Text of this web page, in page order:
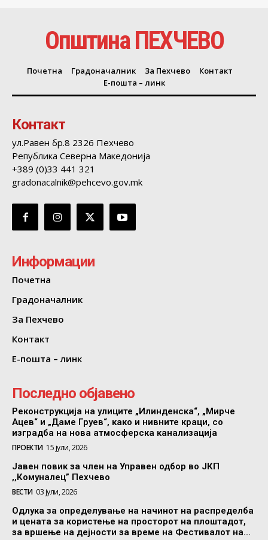
Општина ПЕХЧЕВО
Почетна Градоначалник За Пехчево
Контакт
Е-пошта – линк
Контакт
ул.Равен бр.8 2326 Пехчево
Република Северна Македонија
+389 (0)33 441 321
gradonacalnik@pehcevo.gov.mk
Информации
Почетна
Градоначалник
За Пехчево
Контакт
Е-пошта – линк
Последно објавено
Реконструкција на улиците „Илинденска“, „Мирче
Ацев“ и „Даме Груев“, како и нивните краци, со
изградба на нова атмосферска канализација
ПРОЕКТИ 15 јули, 2026
Јавен повик за член на Управен одбор во ЈКП
,,Комуналец” Пехчево
ВЕСТИ 03 јули, 2026
Одлука за определување на начинот на распределба
и цената за користење на просторот на плоштадот,
за вршење на дејности за време на Фестивалот на...